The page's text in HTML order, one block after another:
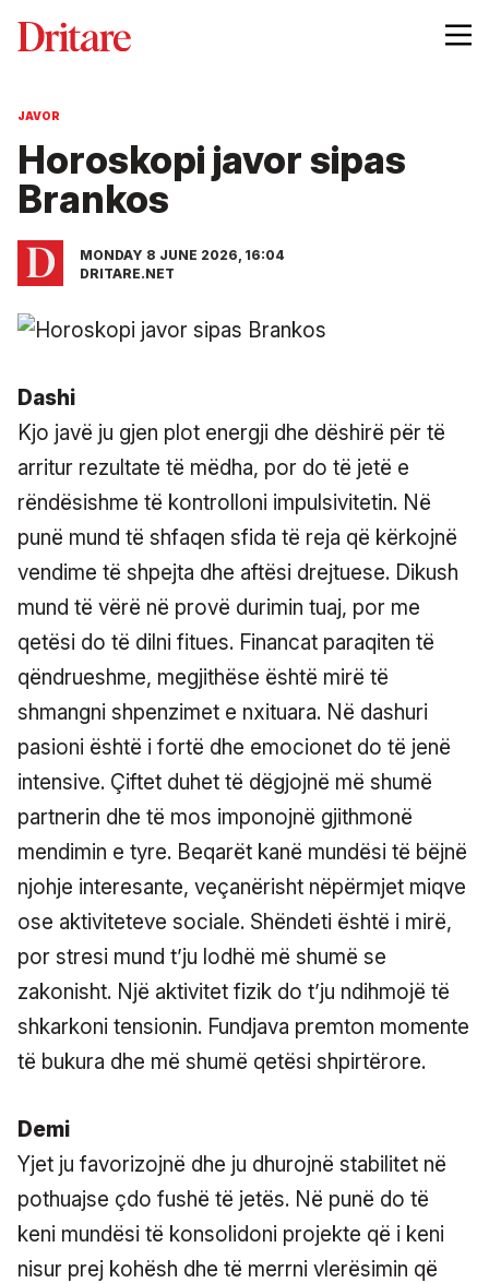
JAVOR
Horoskopi javor sipas
Brankos
MONDAY 8 JUNE 2026, 16:04
DRITARE.NET
Dashi
Kjo javë ju gjen plot energji dhe dëshirë për të
arritur rezultate të mëdha, por do të jetë e
rëndësishme të kontrolloni impulsivitetin. Në
punë mund të shfaqen sfida të reja që kërkojnë
vendime të shpejta dhe aftësi drejtuese. Dikush
mund të vërë në provë durimin tuaj, por me
qetësi do të dilni fitues. Financat paraqiten të
qëndrueshme, megjithëse është mirë të
shmangni shpenzimet e nxituara. Në dashuri
pasioni është i fortë dhe emocionet do të jenë
intensive. Çiftet duhet të dëgjojnë më shumë
partnerin dhe të mos imponojnë gjithmonë
mendimin e tyre. Beqarët kanë mundësi të bëjnë
njohje interesante, veçanërisht nëpërmjet miqve
ose aktiviteteve sociale. Shëndeti është i mirë,
por stresi mund t’ju lodhë më shumë se
zakonisht. Një aktivitet fizik do t’ju ndihmojë të
shkarkoni tensionin. Fundjava premton momente
të bukura dhe më shumë qetësi shpirtërore.
Demi
Yjet ju favorizojnë dhe ju dhurojnë stabilitet në
pothuajse çdo fushë të jetës. Në punë do të
keni mundësi të konsolidoni projekte që i keni
nisur prej kohësh dhe të merrni vlerësimin që